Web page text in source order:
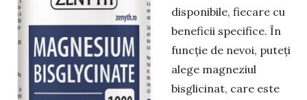
disponibile, fiecare cu
beneficii specifice. În
funcție de nevoi, puteți
alege magneziul
bisglicinat, care este